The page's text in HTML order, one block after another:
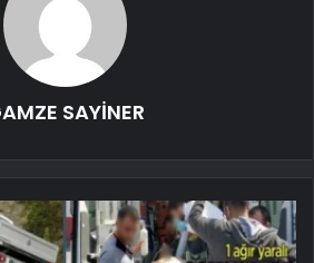
SAYİNER